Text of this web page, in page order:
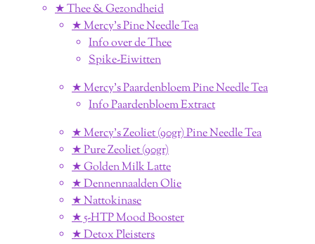
★ Thee & Gezondheid
★ Mercy's Pine Needle Tea
Info over de Thee
Spike-Eiwitten
★ Mercy's Paardenbloem Pine Needle Tea
Info Paardenbloem Extract
★ Mercy's Zeoliet (90gr) Pine Needle Tea
★ Pure Zeoliet (90gr)
★ Golden Milk Latte
★ Dennennaalden Olie
★ Nattokinase
★ 5-HTP Mood Booster
★ Detox Pleisters